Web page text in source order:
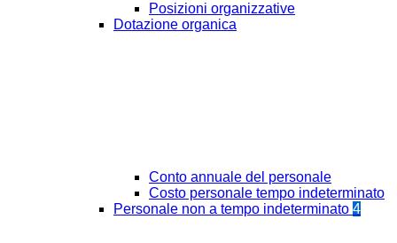
Posizioni organizzative
Dotazione organica
Conto annuale del personale
Costo personale tempo indeterminato
Personale non a tempo indeterminato 4